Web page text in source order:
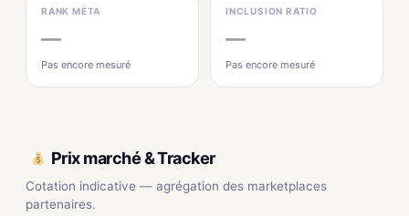
RANK MÉTA
—
Pas encore mesuré
INCLUSION RATIO
—
Pas encore mesuré
Prix marché & Tracker
Cotation indicative — agrégation des marketplaces
partenaires.